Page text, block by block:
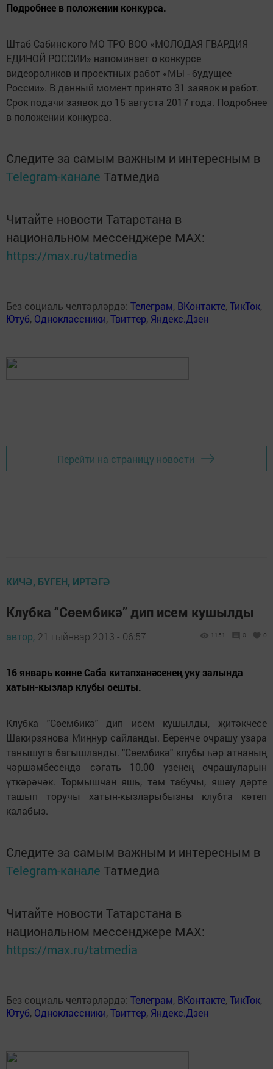
Подробнее в положении конкурса.
Штаб Сабинского МО ТРО ВОО «МОЛОДАЯ ГВАРДИЯ
ЕДИНОЙ РОССИИ» напоминает о конкурсе
видеороликов и проектных работ «МЫ - будущее
России». В данный момент принято 31 заявок и работ.
Срок подачи заявок до 15 августа 2017 года. Подробнее
в положении конкурса.
Следите за самым важным и интересным в
Telegram-канале Татмедиа
Читайте новости Татарстана в
национальном мессенджере MАХ:
https://max.ru/tatmedia
Без социаль челтәрләрдә: Телеграм, ВКонтакте,ТикТок,
Ютуб, Одноклассники,Твиттер, Яндекс.Дзен
Перейти на страницу новости
КИЧӘ, БҮГЕН, ИРТӘГӘ
Клубка “Сөембикә” дип исем кушылды
автор, 21 гыйнвар 2013 - 06:57 1151 0 0
16 январь көнне Саба китапханәсенең уку залында
хатын-кызлар клубы оешты.
Клубка "Сөембикә" дип исем кушылды, җитәкчесе
Шакирзянова Миңнур сайланды. Беренче очрашу узара
танышуга багышланды. "Сөембикә" клубы һәр атнаның
чәршәмбесендә сәгать 10.00 үзенең очрашуларын
үткәрәчәк. Тормышчан яшь, тәм табучы, яшәү дәрте
ташып торучы хатын-кызларыбызны клубта көтеп
калабыз.
Следите за самым важным и интересным в
Telegram-канале Татмедиа
Читайте новости Татарстана в
национальном мессенджере MАХ:
https://max.ru/tatmedia
Без социаль челтәрләрдә: Телеграм, ВКонтакте,ТикТок,
Ютуб, Одноклассники,Твиттер, Яндекс.Дзен